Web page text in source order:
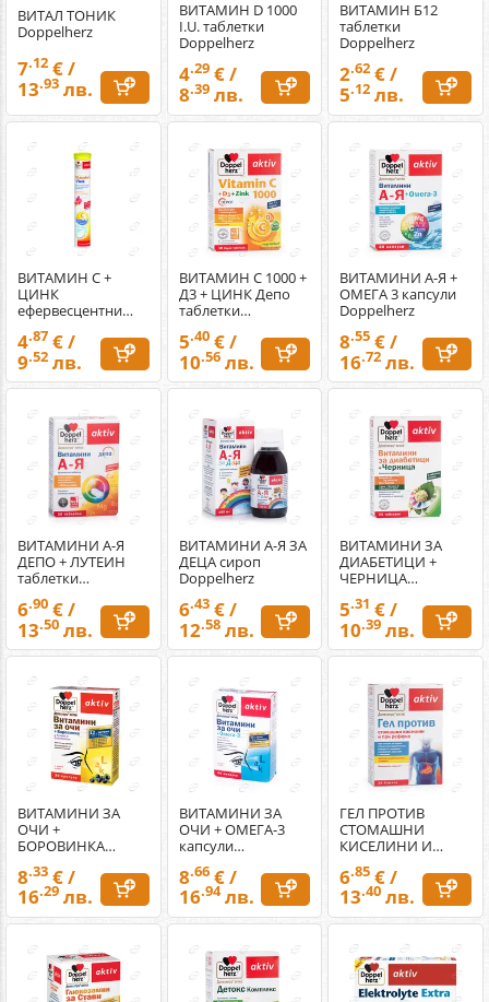
ВИТАЛ ТОНИК
Doppelherz
7.12 € /
13.93 лв.
ВИТАМИН D 1000
I.U. таблетки
Doppelherz
4.29€ /
8.39лв.
ВИТАМИН Б12
таблетки
Doppelherz
2.62 € /
5.12 лв.
ВИТАМИН С +
ЦИНК
ефервесцентни
таблетки
Doppelherz
4.87 € /
9.52 лв.
ВИТАМИН С 1000 +
Д3 + ЦИНК Депо
таблетки
Doppelherz
5.40€ /
10.56лв.
ВИТАМИНИ А-Я +
ОМЕГА 3 капсули
Doppelherz
8.55 € /
16.72 лв.
ВИТАМИНИ А-Я
ДЕПО + ЛУТЕИН
таблетки
Doppelherz
6.90 € /
13.50 лв.
ВИТАМИНИ А-Я ЗА
ДЕЦА сироп
Doppelherz
6.43€ /
12.58лв.
ВИТАМИНИ ЗА
ДИАБЕТИЦИ +
ЧЕРНИЦА
таблетки
Doppelherz
5.31 € /
10.39 лв.
ВИТАМИНИ ЗА
ОЧИ +
БОРОВИНКА
капсули
Doppelherz
8.33 € /
16.29 лв.
ВИТАМИНИ ЗА
ОЧИ + ОМЕГА-3
капсули
Doppelherz
8.66€ /
16.94лв.
ГЕЛ ПРОТИВ
СТОМАШНИ
КИСЕЛИНИ И
РЕФЛУКС
Doppelherz
6.85 € /
13.40 лв.